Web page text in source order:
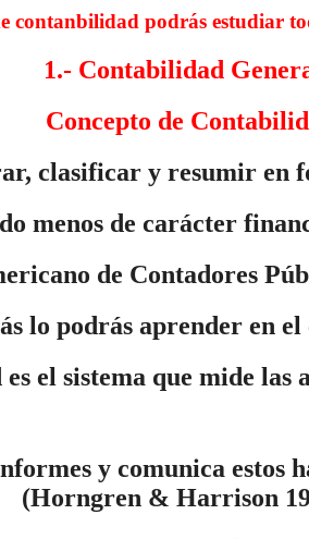
contanbilidad podrás estudiar
1.- Contabilidad
Concepto de
clasificar y resumir en
menos de carácter
de Contadores
lo podrás aprender en
el sistema que mide las
y comunica estos
(Horngren & Harrison